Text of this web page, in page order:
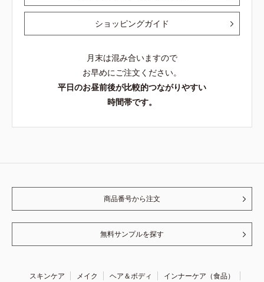
ショッピングガイド
月末は混み合いますので
お早めにご注文ください。
平日のお昼前後が比較的つながりやすい
時間帯です。
商品番号から注文
無料サンプルを探す
スキンケア メイク ヘア＆ボディ
インナーケア（食品）